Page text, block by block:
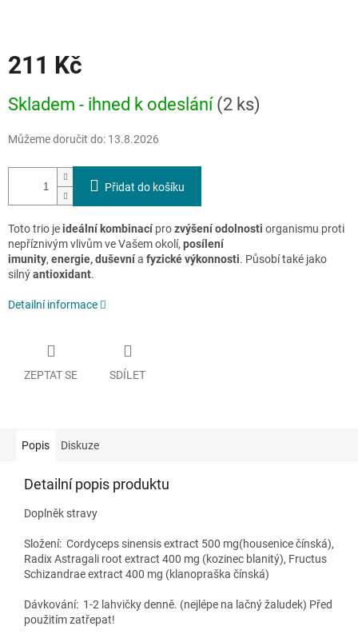
211 Kč
cena:
Skladem - ihned k odeslání (2 ks)
Můžeme doručit do: 13.8.2026
Přidat do košíku
Toto trio jeideální kombinací prozvýšeníodolnosti organismu proti
nepříznivým vlivům ve Vašem okolí, posílení
imunity, energie,duševnía fyzickévýkonnosti. Působí také jako
silnýantioxidant.
Detailní informace
ZEPTAT SE SDÍLET
Popis Diskuze
Detailní popis produktu
Doplněk stravy
Složení: Cordyceps sinensis extract 500 mg(housenice čínská),
Radix Astragali root extract 400 mg (kozinec blanitý), Fructus
Schizandrae extract 400 mg (klanopraška čínská)
Dávkování: 1-2 lahvičky denně. (nejlépe na lačný žaludek) Před
použitím zatřepat!